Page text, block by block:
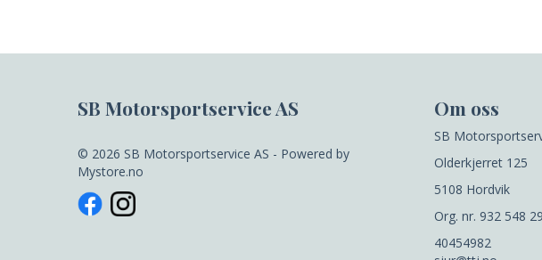
SB Motorsportservice AS
© 2026 SB Motorsportservice AS - Powered by
Mystore.no
Om oss
SB
Olderkjerret 125
5108 Hordvik
Org. nr. 932 548
40454982